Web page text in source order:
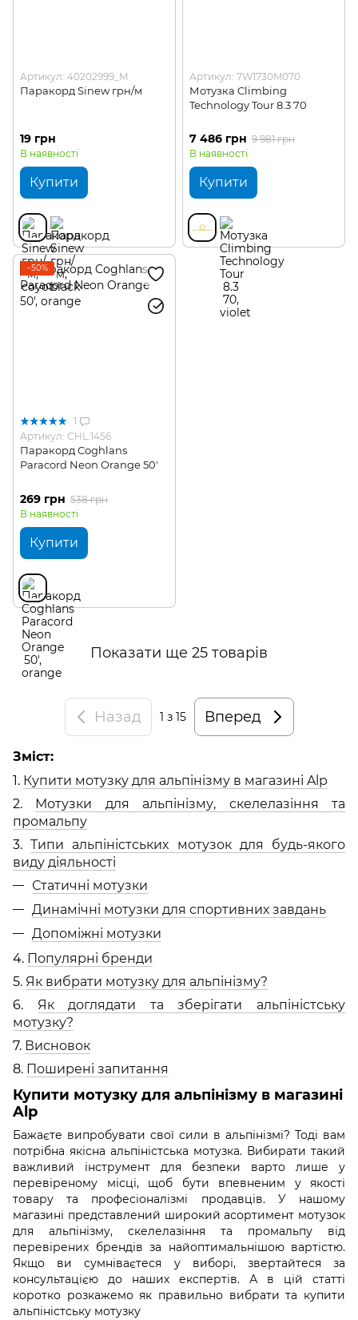
Артикул: 40202999_M
Паракорд Sinew грн/м
19 грн
В наявності
Купити
Артикул: 7W1730M070
Мотузка Climbing
Technology Tour 8.3 70
7 486 грн 9 981 грн
В наявності
Купити
−50%
1
Артикул: CHL.1456
Паракорд Coghlans
Paracord Neon Orange 50'
269 грн 538 грн
В наявності
Купити
Показати ще 25 товарів
Назад 1 з 15 Вперед
Зміст:
1. Купити мотузку для альпінізму в магазині Alp
2. Мотузки для альпінізму, скелелазіння та
промальпу
3.Типи альпіністських мотузок для будь-якого
виду діяльності
Статичні мотузки
Динамічні мотузки для спортивних завдань
Допоміжні мотузки
4. Популярні бренди
5. Як вибрати мотузку для альпінізму?
6. Як доглядати та зберігати альпіністську
мотузку?
7. Висновок
8. Поширені запитання
Купити мотузку для альпінізму в магазині
Alp
Бажаєте випробувати свої сили в альпінізмі? Тоді вам
потрібна якісна альпіністська мотузка. Вибирати такий
важливий інструмент для безпеки варто лише у
перевіреному місці, щоб бути впевненим у якості
товару та професіоналізмі продавців. У нашому
магазині представлений широкий асортимент мотузок
для альпінізму, скелелазіння та промальпу від
перевірених брендів за найоптимальнішою вартістю.
Якщо ви сумніваєтеся у виборі, звертайтеся за
консультацією до наших експертів. А в цій статті
коротко розкажемо як правильно вибрати та купити
альпіністську мотузку